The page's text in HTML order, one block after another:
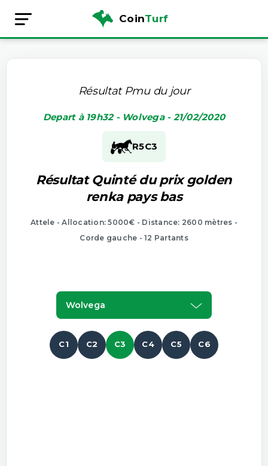
CoinTurf
Résultat Pmu du jour
Depart à 19h32 - Wolvega - 21/02/2020
R5C3
Résultat Quinté du prix golden
renka pays bas
Attele - Allocation: 5000€ - Distance: 2600 mètres -
Corde gauche - 12 Partants
Wolvega
C1 C2 C3 C4 C5 C6